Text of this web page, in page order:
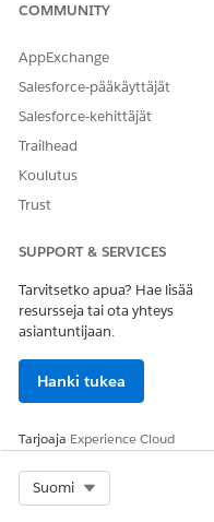
RATKAISIKO
Anna
COMMUNITY
AppExchange
Salesforce-pääkäyttäjät
Salesforce-kehittäjät
Trailhead
Koulutus
Trust
SUPPORT & SERVICES
Tarvitsetko apua? Hae lisää
resursseja tai ota yhteys
asiantuntijaan.
Hanki tukea
Tarjoaja Experience Cloud
Suomi